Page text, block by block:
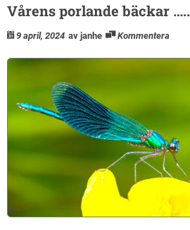
Vårens porlande bäckar …..
9 april, 2024 av janhe Kommentera